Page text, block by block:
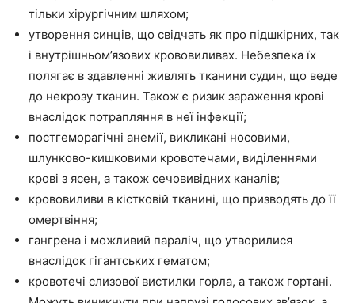
тільки хірургічним шляхом;
утворення синців, що свідчать як про підшкірних, так
і внутрішньом’язових крововиливах. Небезпека їх
полягає в здавленні живлять тканини судин, що веде
до некрозу тканин. Також є ризик зараження крові
внаслідок потрапляння в неї інфекції;
постгеморагічні анемії, викликані носовими,
шлунково-кишковими кровотечами, виділеннями
крові з ясен, а також сечовивідних каналів;
крововиливи в кістковій тканині, що призводять до її
омертвіння;
гангрена і можливий параліч, що утворилися
внаслідок гігантських гематом;
кровотечі слизової вистилки горла, а також гортані.